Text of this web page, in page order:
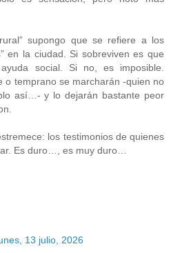
supongo que se refiere a los
en la ciudad. Si sobreviven es que
social. Si no, es imposible.
o temprano se marcharán -quien no
así…- y lo dejarán bastante peor
los testimonios de quienes
Es duro…, es muy duro…
13 julio, 2026